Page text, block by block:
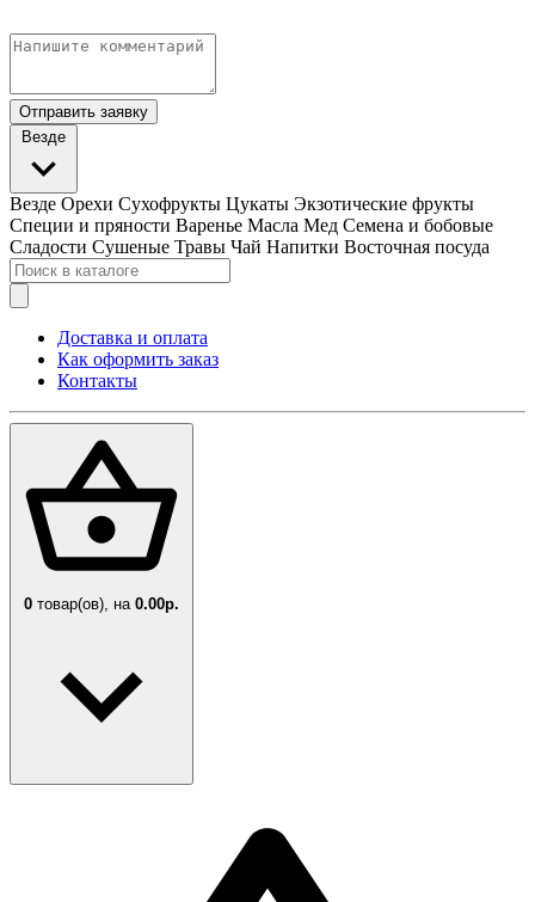
Отправить заявку
Везде
Везде Орехи Сухофрукты Цукаты Экзотические фрукты
Специи и пряности Варенье Масла Мед Семена и бобовые
Сладости Сушеные Травы Чай Напитки Восточная посуда
Доставка и оплата
Как оформить заказ
Контакты
0 товар(ов), на 0.00р.